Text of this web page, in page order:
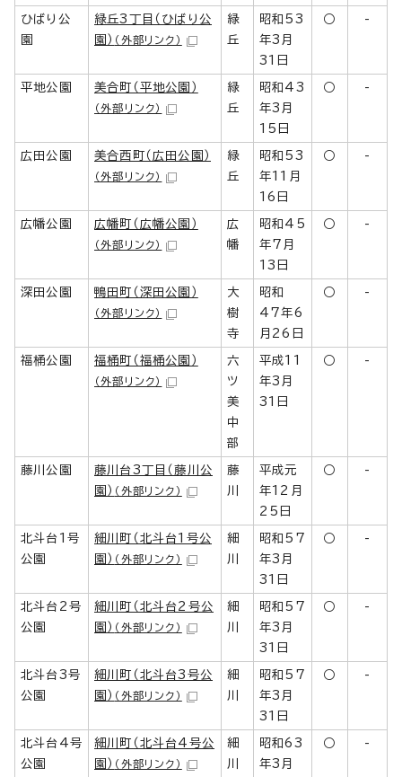
ひばり公
園
緑丘3丁目（ひばり公
園） （外部リンク）
緑
丘
昭和53
年3月
31日
○ -
平地公園 美合町（平地公園）
（外部リンク）
緑
丘
昭和43
年3月
15日
○ -
広田公園 美合西町（広田公園）
（外部リンク）
緑
丘
昭和53
年11月
16日
○ -
広幡公園 広幡町（広幡公園）
（外部リンク）
広
幡
昭和45
年7月
13日
○ -
深田公園 鴨田町（深田公園）
（外部リンク）
大
樹
寺
昭和
47年6
月26日
○ -
福桶公園 福桶町（福桶公園）
（外部リンク）
六
ツ
美
中
部
平成11
年3月
31日
○ -
藤川公園
藤川台3丁目（藤川公
園） （外部リンク）
藤
川
平成元
年12月
25日
○ -
北斗台1号
公園
細川町（北斗台1号公
園） （外部リンク）
細
川
昭和57
年3月
31日
○ -
北斗台2号
公園
細川町（北斗台2号公
園） （外部リンク）
細
川
昭和57
年3月
31日
○ -
北斗台3号
公園
細川町（北斗台3号公
園） （外部リンク）
細
川
昭和57
年3月
31日
○ -
北斗台4号
公園
細川町（北斗台4号公
園） （外部リンク）
細
川
昭和63
年3月
○ -